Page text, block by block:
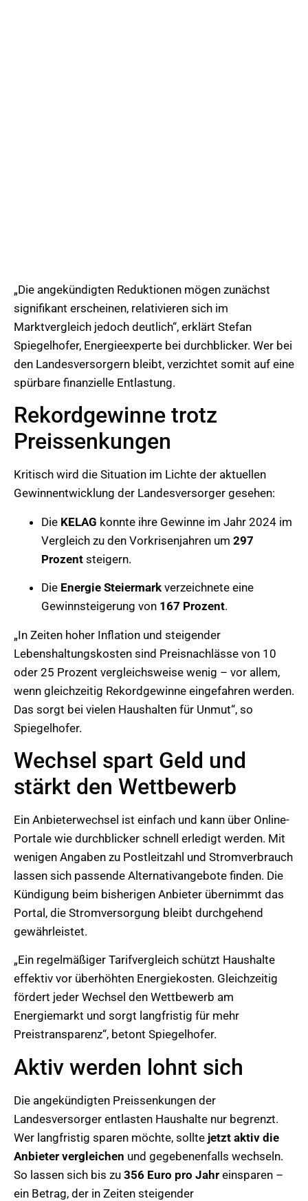
„Die angekündigten Reduktionen mögen zunächst
signifikant erscheinen, relativieren sich im
Marktvergleich jedoch deutlich“, erklärt Stefan
Spiegelhofer, Energieexperte bei durchblicker. Wer bei
den Landesversorgern bleibt, verzichtet somit auf eine
spürbare finanzielle Entlastung.
Rekordgewinne trotz
Preissenkungen
Kritisch wird die Situation im Lichte der aktuellen
Gewinnentwicklung der Landesversorger gesehen:
Die KELAG konnte ihre Gewinne im Jahr 2024 im
Vergleich zu den Vorkrisenjahren um 297
Prozent steigern.
Die Energie Steiermark verzeichnete eine
Gewinnsteigerung von 167 Prozent.
„In Zeiten hoher Inflation und steigender
Lebenshaltungskosten sind Preisnachlässe von 10
oder 25 Prozent vergleichsweise wenig – vor allem,
wenn gleichzeitig Rekordgewinne eingefahren werden.
Das sorgt bei vielen Haushalten für Unmut“, so
Spiegelhofer.
Wechsel spart Geld und
stärkt den Wettbewerb
Ein Anbieterwechsel ist einfach und kann über Online-
Portale wie durchblicker schnell erledigt werden. Mit
wenigen Angaben zu Postleitzahl und Stromverbrauch
lassen sich passende Alternativangebote finden. Die
Kündigung beim bisherigen Anbieter übernimmt das
Portal, die Stromversorgung bleibt durchgehend
gewährleistet.
„Ein regelmäßiger Tarifvergleich schützt Haushalte
effektiv vor überhöhten Energiekosten. Gleichzeitig
fördert jeder Wechsel den Wettbewerb am
Energiemarkt und sorgt langfristig für mehr
Preistransparenz“, betont Spiegelhofer.
Aktiv werden lohnt sich
Die angekündigten Preissenkungen der
Landesversorger entlasten Haushalte nur begrenzt.
Wer langfristig sparen möchte, sollte jetzt aktiv die
Anbieter vergleichen und gegebenenfalls wechseln.
So lassen sich bis zu 356 Euro pro Jahr einsparen –
ein Betrag, der in Zeiten steigender